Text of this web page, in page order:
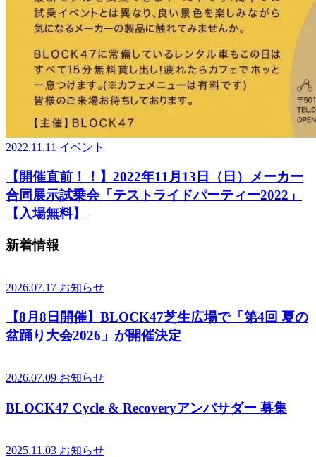
2022.11.11 イベント
【開催直前！！】2022年11月13日（日）メーカー
合同展示試乗会「テストライドパーティー2022」
【入場無料】
新着情報
2026.07.17 お知らせ
【8月8日開催】BLOCK47芝生広場で「第4回 夏の
盆踊り大会2026」が開催決定
2026.07.09 お知らせ
BLOCK47 Cycle & Recoveryアンバサダー 募集
2025.11.03 お知らせ